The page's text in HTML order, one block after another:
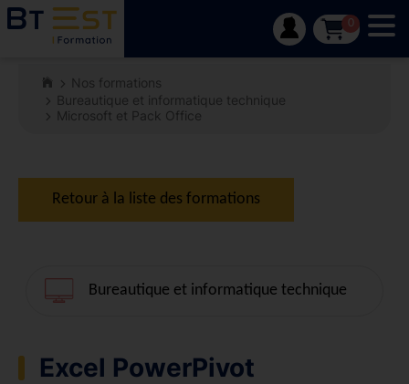
0
Nos formations
Bureautique et informatique technique
Microsoft et Pack Office
Retour à la liste des formations
Bureautique et informatique technique
Excel PowerPivot